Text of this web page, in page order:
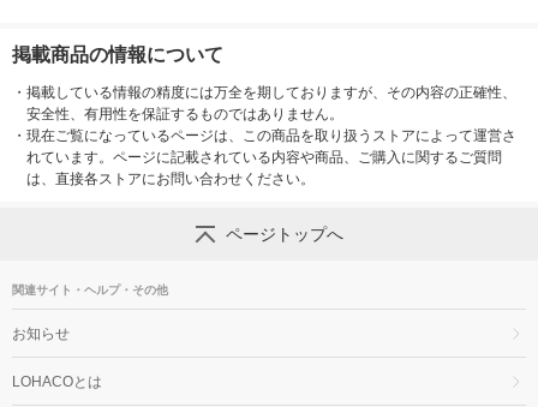
掲載商品の情報について
・ 掲載している情報の精度には万全を期しておりますが、その内容の正確性、
安全性、有用性を保証するものではありません。
・ 現在ご覧になっているページは、この商品を取り扱うストアによって運営さ
れています。ページに記載されている内容や商品、ご購入に関するご質問
は、直接各ストアにお問い合わせください。
ページトップへ
関連サイト・ヘルプ・その他
お知らせ
LOHACOとは